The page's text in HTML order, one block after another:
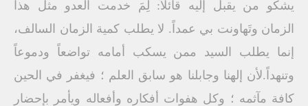
يشكو من يقبل إليه قائلاً: لِمَ خدمت العدو مثل هذا
الزمان وتَهاونت بي عمداً. لا يطلب كمية الزمان السالف،
إنما يطلب السيد ممن يسكب أمامه تواضعاً ودموعاً
وتنهداً.لأن إلهنا وجابلنا هو سابق العلم ؛ فيغفر في الحين
كافة مآثمه ؛ وكل هفوات أفكاره وأفعاله ويأمر بإحضار